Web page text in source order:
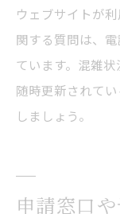
ウェブサイトが
関する質問は、
ています。混雑
随時更新されて
しましょう。
申請窓口